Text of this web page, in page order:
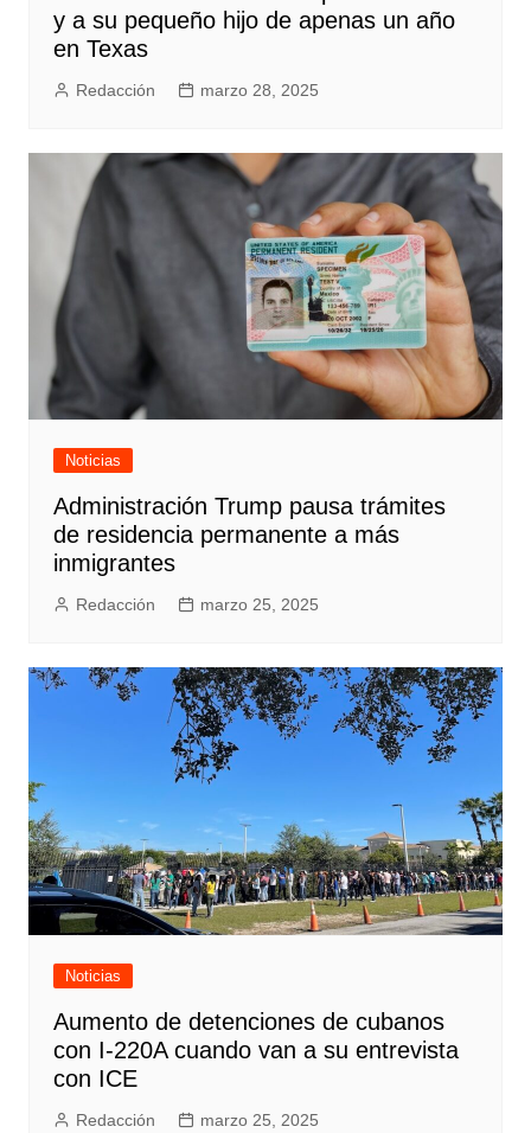
y a su pequeño hijo de apenas un año
en Texas
Redacción marzo 28, 2025
Noticias
Administración Trump pausa trámites
de residencia permanente a más
inmigrantes
Redacción marzo 25, 2025
Noticias
Aumento de detenciones de cubanos
con I-220A cuando van a su entrevista
con ICE
Redacción marzo 25, 2025